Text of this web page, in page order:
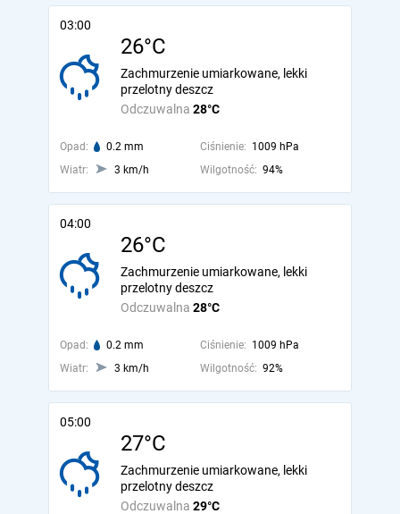
03:00
26°C
Odczuwalna 28°C
Zachmurzenie umiarkowane, lekki
przelotny deszcz
Opad: 0.2 mm Ciśnienie: 1009 hPa
Wiatr:
3 km/h Wilgotność: 94%
04:00
26°C
Odczuwalna 28°C
Zachmurzenie umiarkowane, lekki
przelotny deszcz
Opad: 0.2 mm Ciśnienie: 1009 hPa
Wiatr:
3 km/h Wilgotność: 92%
05:00
27°C
Odczuwalna 29°C
Zachmurzenie umiarkowane, lekki
przelotny deszcz